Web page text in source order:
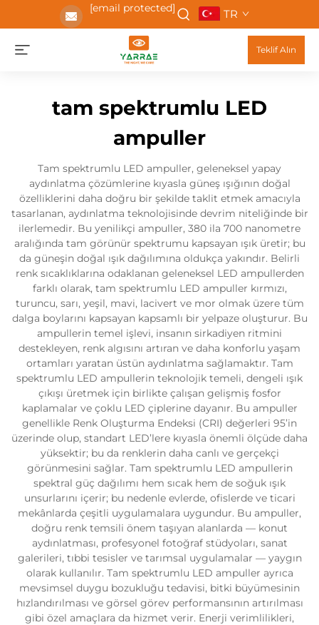
[email protected] TR
Teklif Alın
tam spektrumlu LED
ampuller
Tam spektrumlu LED ampuller, geleneksel yapay
aydınlatma çözümlerine kıyasla güneş ışığının doğal
özelliklerini daha doğru bir şekilde taklit etmek amacıyla
tasarlanan, aydınlatma teknolojisinde devrim niteliğinde bir
ilerlemedir. Bu yenilikçi ampuller, 380 ila 700 nanometre
aralığında tam görünür spektrumu kapsayan ışık üretir; bu
da güneşin doğal ışık dağılımına oldukça yakındır. Belirli
renk sıcaklıklarına odaklanan geleneksel LED ampullerden
farklı olarak, tam spektrumlu LED ampuller kırmızı,
turuncu, sarı, yeşil, mavi, lacivert ve mor olmak üzere tüm
dalga boylarını kapsayan kapsamlı bir yelpaze oluşturur. Bu
ampullerin temel işlevi, insanın sirkadiyen ritmini
destekleyen, renk algısını artıran ve daha konforlu yaşam
ortamları yaratan üstün aydınlatma sağlamaktır. Tam
spektrumlu LED ampullerin teknolojik temeli, dengeli ışık
çıkışı üretmek için birlikte çalışan gelişmiş fosfor
kaplamalar ve çoklu LED çiplerine dayanır. Bu ampuller
genellikle Renk Oluşturma Endeksi (CRI) değerleri 95’in
üzerinde olup, standart LED’lere kıyasla önemli ölçüde daha
yüksektir; bu da renklerin daha canlı ve gerçekçi
görünmesini sağlar. Tam spektrumlu LED ampullerin
spektral güç dağılımı hem sıcak hem de soğuk ışık
unsurlarını içerir; bu nedenle evlerde, ofislerde ve ticari
mekânlarda çeşitli uygulamalara uygundur. Bu ampuller,
doğru renk temsili önem taşıyan alanlarda — konut
aydınlatması, profesyonel fotoğraf stüdyoları, sanat
galerileri, tıbbi tesisler ve tarımsal uygulamalar — yaygın
olarak kullanılır. Tam spektrumlu LED ampuller ayrıca
mevsimsel duygu bozukluğu tedavisi, bitki büyümesinin
hızlandırılması ve görsel görev performansının artırılması
gibi özel amaçlara da hizmet verir. Enerji verimlilikleri,